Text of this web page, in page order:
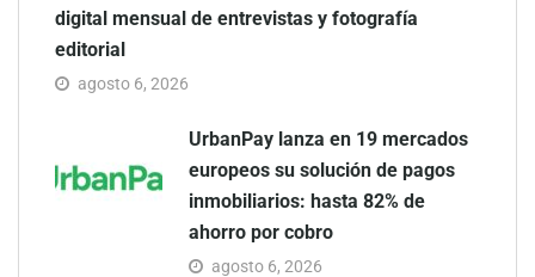
digital mensual de entrevistas y fotografía
editorial
agosto 6, 2026
UrbanPay lanza en 19 mercados
europeos su solución de pagos
inmobiliarios: hasta 82% de
ahorro por cobro
agosto 6, 2026